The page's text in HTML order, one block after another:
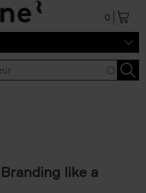
0
like a